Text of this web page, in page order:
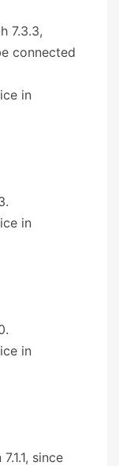
7.3.3,
connected
in
in
in
since